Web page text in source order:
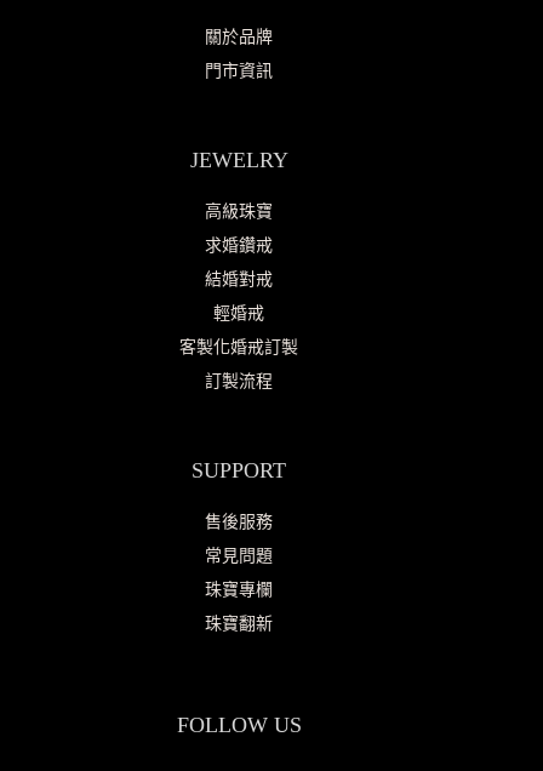
關於品牌
門市資訊
JEWELRY
高級珠寶
求婚鑽戒
結婚對戒
輕婚戒
客製化婚戒訂製
訂製流程
SUPPORT
售後服務
常見問題
珠寶專欄
珠寶翻新
FOLLOW US